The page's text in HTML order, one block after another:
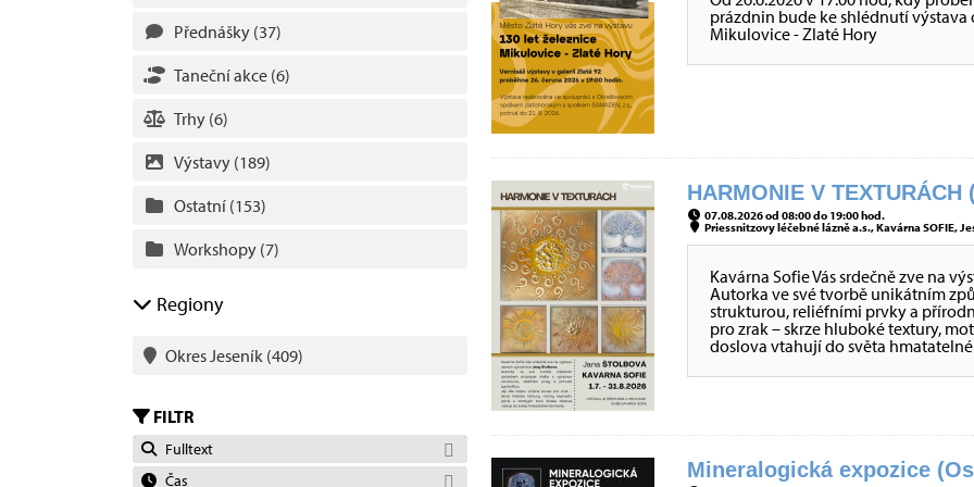
Přednášky (37)
Taneční akce (6)
Trhy (6)
Výstavy (189)
Ostatní (153)
Workshopy (7)
Regiony
Okres Jeseník (409)
FILTR
Fulltext
Čas
prázdnin bude ke shlédnutí výstava
Mikulovice - Zlaté Hory
HARMONIE V TEXTURÁCH
07.08.2026 od 08:00 do 19:00 hod.
Priessnitzovy léčebné lázně a.s., Kavárna SOFIE,
Kavárna Sofie Vás srdečně zve na
Autorka ve své tvorbě unikátním
strukturou, reliéfními prvky a
pro zrak – skrze hluboké textury,
doslova vtahují do světa
Mineralogická expozice